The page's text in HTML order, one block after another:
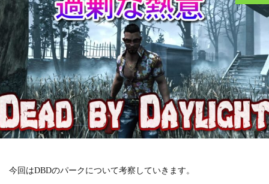
今回はDBDのパークについて考察していきます。